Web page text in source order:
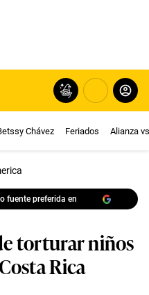
Chávez Feriados Alianza
fuente preferida en
torturar niños
Rica